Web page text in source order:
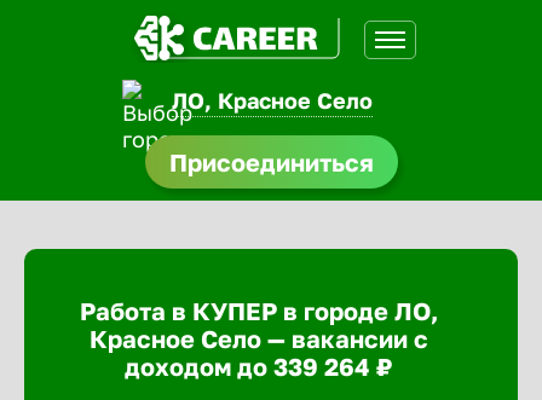
ЛО, Красное Село
Присоединиться
Работа в КУПЕР в городе ЛО,
Красное Село — вакансии с
доходом до 339 264 ₽